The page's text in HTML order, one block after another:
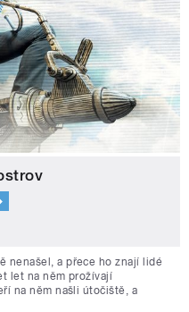
nenašel, a přece ho znají lidé
let na něm prožívají
na něm našli útočiště, a